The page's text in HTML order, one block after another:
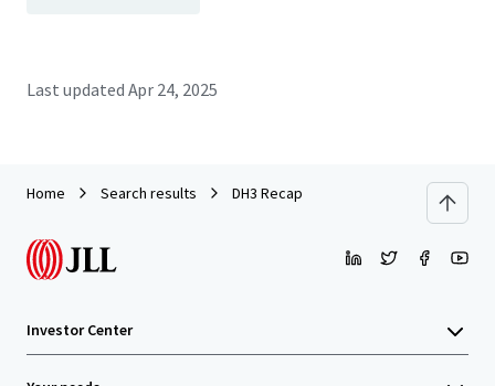
Last updated Apr 24, 2025
Home Search results DH3 Recap
Investor Center